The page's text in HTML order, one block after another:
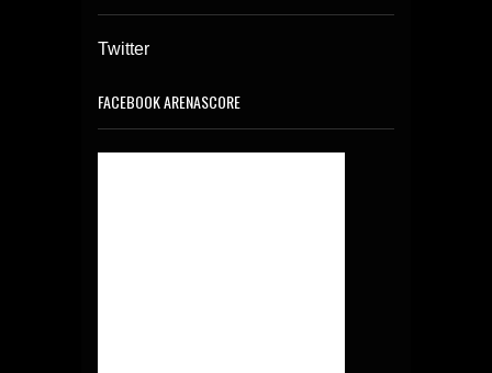
Twitter
FACEBOOK ARENASCORE